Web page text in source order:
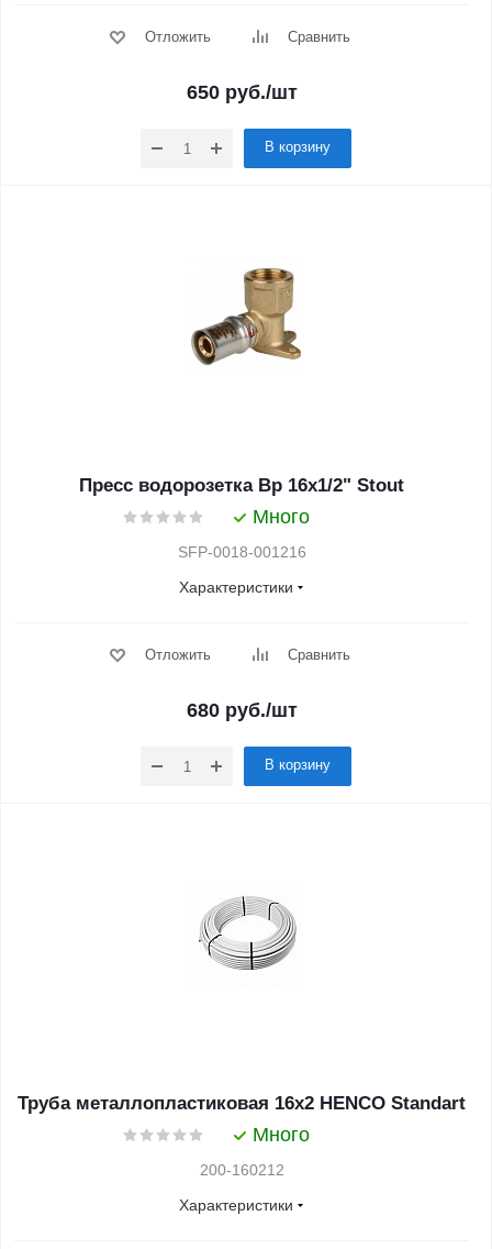
Отложить Сравнить
650 руб./шт
В корзину
Пресс водорозетка Вр 16х1/2" Stout
Много
SFP-0018-001216
Характеристики
Отложить Сравнить
680 руб./шт
В корзину
Труба металлопластиковая 16х2 HENCO Standart
Много
200-160212
Характеристики